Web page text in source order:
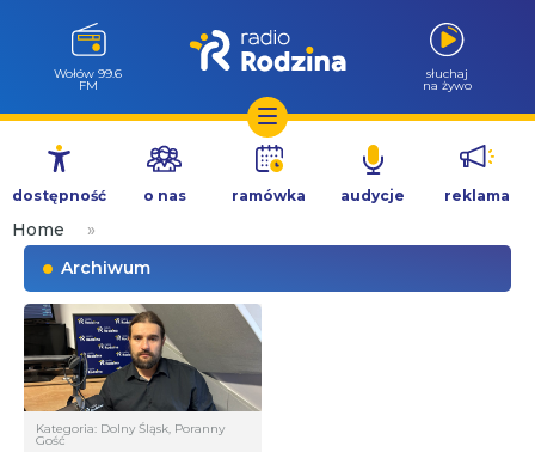
Przejdź
treści
Wołów 99.6
FM
słuchaj
na żywo
dostępność o nas ramówka audycje reklama
Home
»
Archiwum
Kategoria: Dolny Śląsk, Poranny
Gość